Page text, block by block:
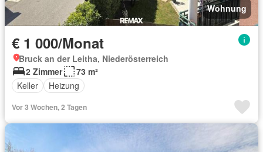
Wohnung
€ 1 000/Monat
Bruck an der Leitha, Niederösterreich
2 Zimmer
73 m²
Keller
Heizung
Vor 3 Wochen, 2 Tagen